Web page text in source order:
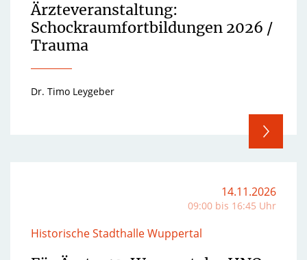
Ärzteveranstaltung:
Schockraumfortbildungen 2026 /
Trauma
Dr. Timo Leygeber
Historische Stadthalle Wuppertal
14.11.2026
09:00 bis 16:45 Uhr